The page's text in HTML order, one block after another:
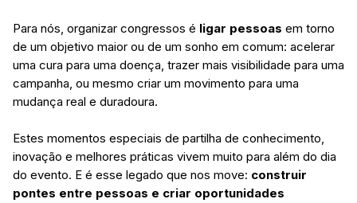
Para nós, organizar congressos é ligar pessoas em torno
de um objetivo maior ou de um sonho em comum: acelerar
uma cura para uma doença, trazer mais visibilidade para uma
campanha, ou mesmo criar um movimento para uma
mudança real e duradoura.
Estes momentos especiais de partilha de conhecimento,
inovação e melhores práticas vivem muito para além do dia
do evento. E é esse legado que nos move: construir
pontes entre pessoas e criar oportunidades